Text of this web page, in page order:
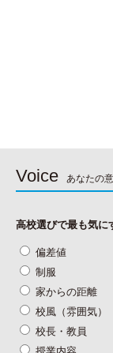
Voice あなたの
高校選びで最も気に
偏差値
制服
家からの距離
校風（雰囲気）
校長・教員